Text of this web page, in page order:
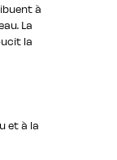
à
La
la
et à la